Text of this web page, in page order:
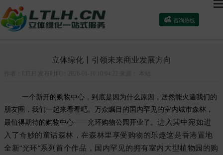
 咨询热线
简介 行业动态
立体绿化丨引领未来商业发展方向
一个新开的购物中心，到底是因为什么原因，居然能火遍我们的
朋友圈，我们一起来看看吧。万众瞩目的国内罕见的室内城市森林，
最值得期待的购物中心——光环购物公园开业了。 进入其中宛如进
入了奇妙的童话森林，在森林里享受购物的乐趣这是香港置地
全新“光环”系列首个作品，国内罕见的拥有室内大型植物园的购